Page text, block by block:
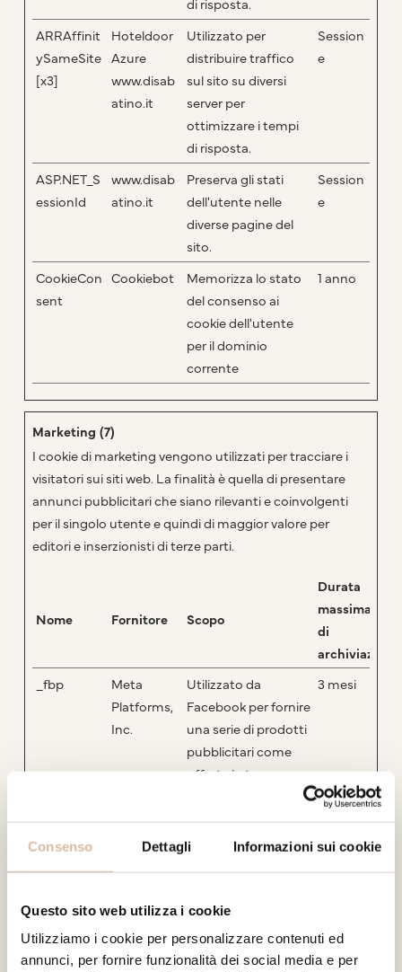
Consenso Dettagli Informazioni sui cookie
Questo sito web utilizza i cookie
Utilizziamo i cookie per personalizzare contenuti ed
annunci, per fornire funzionalità dei social media e per
ARRAffinit
ySameSite
[x3]
Hoteldoor
Azure
www.disab
atino.it
Utilizzato per
distribuire traffico
sul sito su diversi
server per
ottimizzare i tempi
di risposta.
Session
e
ASP.NET_S
essionId
www.disab
atino.it
Preserva gli stati
dell'utente nelle
diverse pagine del
sito.
Session
e
CookieCon
sent
Cookiebot
Memorizza lo stato
del consenso ai
cookie dell'utente
per il dominio
corrente
1 anno
Marketing (7)
I cookie di marketing vengono utilizzati per tracciare i
visitatori sui siti web. La finalità è quella di presentare
annunci pubblicitari che siano rilevanti e coinvolgenti
per il singolo utente e quindi di maggior valore per
editori e inserzionisti di terze parti.
Nome Fornitore Scopo
Durata
massima
di
archiviazione
_fbp
Meta
Platforms,
Inc.
Utilizzato da
Facebook per fornire
una serie di prodotti
pubblicitari come
offerte in tempo
reale da inserzionisti
terzi.
3 mesi
_ga Google
Utilizzato per inviare
dati a Google
al dispositivo e al
comportamento
dell'utente. Tiene
2 anni